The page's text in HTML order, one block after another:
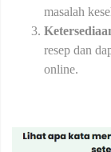
masalah
resep dan
online.